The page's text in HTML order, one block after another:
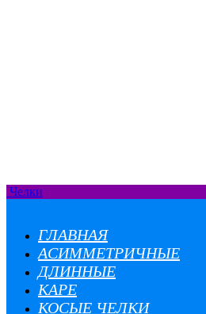
Челки
ГЛАВНАЯ
АСИММЕТРИЧНЫЕ
ДЛИННЫЕ
КАРЕ
КОСЫЕ ЧЕЛКИ